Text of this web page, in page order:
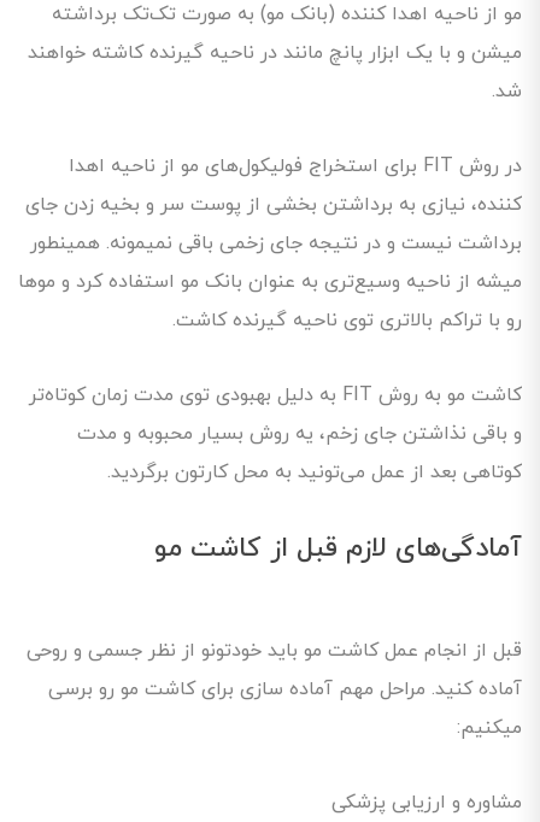
مو از ناحیه اهدا کننده (بانک مو) به صورت تک‌تک برداشته
میشن و با یک ابزار پانچ مانند در ناحیه گیرنده کاشته خواهند
شد.
در روش FIT برای استخراج فولیکول‌های مو از ناحیه اهدا
کننده، نیازی به برداشتن بخشی از پوست سر و بخیه زدن جای
برداشت نیست و در نتیجه جای زخمی باقی نمیمونه. همینطور
میشه از ناحیه وسیع‌تری به عنوان بانک مو استفاده کرد و موها
رو با تراکم بالاتری توی ناحیه گیرنده کاشت.
کاشت مو به روش FIT به دلیل بهبودی توی مدت زمان کوتاه‌تر
و باقی نذاشتن جای زخم، یه روش بسیار محبوبه و مدت
کوتاهی بعد از عمل می‌تونید به محل کارتون برگردید.
آمادگی‌های لازم قبل از کاشت مو
قبل از انجام عمل کاشت مو باید خودتونو از نظر جسمی و روحی
آماده کنید. مراحل مهم آماده سازی برای کاشت مو رو برسی
میکنیم:
مشاوره و ارزیابی پزشکی